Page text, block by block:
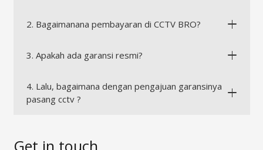
2. Bagaimanana pembayaran di CCTV BRO?
3. Apakah ada garansi resmi?
4. Lalu, bagaimana dengan pengajuan garansinya
pasang cctv ?
Get in touch